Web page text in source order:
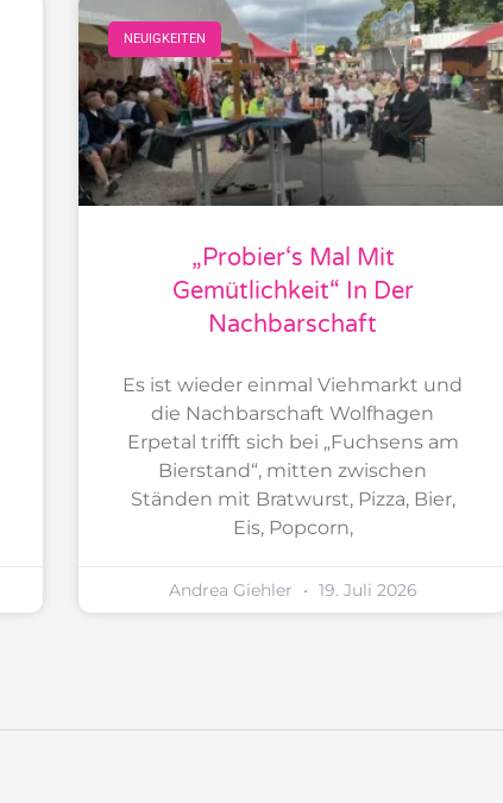
NEUIGKEITEN
„Probier‘s Mal Mit
Gemütlichkeit“ In Der
Nachbarschaft
Es ist wieder einmal Viehmarkt und
die Nachbarschaft Wolfhagen
Erpetal trifft sich bei „Fuchsens am
Bierstand“, mitten zwischen
Ständen mit Bratwurst, Pizza, Bier,
Eis, Popcorn,
Andrea Giehler 19. Juli 2026